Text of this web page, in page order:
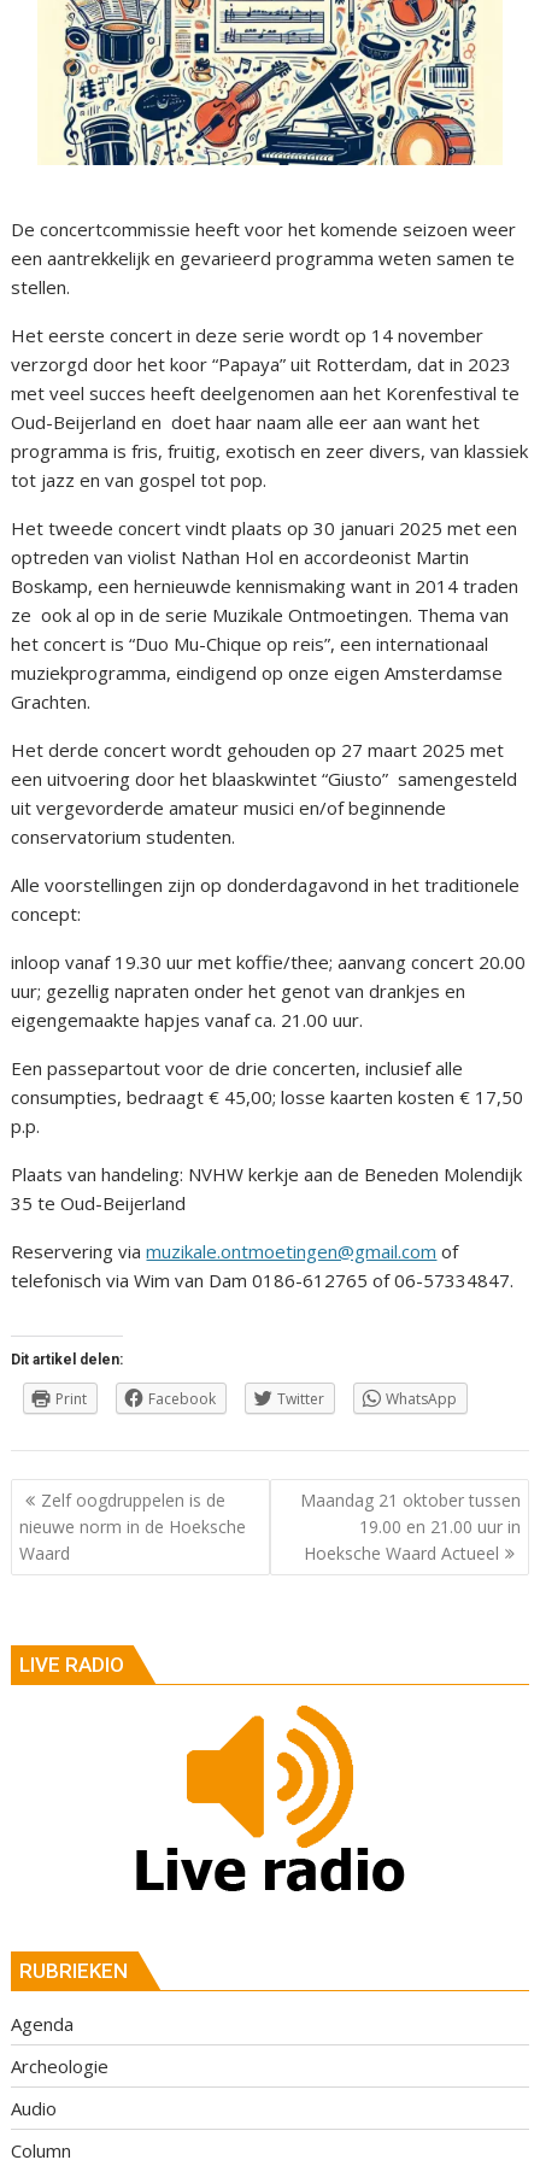
De concertcommissie heeft voor het komende seizoen weer
een aantrekkelijk en gevarieerd programma weten samen te
stellen.
Het eerste concert in deze serie wordt op 14 november
verzorgd door het koor “Papaya” uit Rotterdam, dat in 2023
met veel succes heeft deelgenomen aan het Korenfestival te
Oud-Beijerland en doet haar naam alle eer aan want het
programma is fris, fruitig, exotisch en zeer divers, van klassiek
tot jazz en van gospel tot pop.
Het tweede concert vindt plaats op 30 januari 2025 met een
optreden van violist Nathan Hol en accordeonist Martin
Boskamp, een hernieuwde kennismaking want in 2014 traden
ze ook al op in de serie Muzikale Ontmoetingen. Thema van
het concert is “Duo Mu-Chique op reis”, een internationaal
muziekprogramma, eindigend op onze eigen Amsterdamse
Grachten.
Het derde concert wordt gehouden op 27 maart 2025 met
een uitvoering door het blaaskwintet “Giusto” samengesteld
uit vergevorderde amateur musici en/of beginnende
conservatorium studenten.
Alle voorstellingen zijn op donderdagavond in het traditionele
concept:
inloop vanaf 19.30 uur met koffie/thee; aanvang concert 20.00
uur; gezellig napraten onder het genot van drankjes en
eigengemaakte hapjes vanaf ca. 21.00 uur.
Een passepartout voor de drie concerten, inclusief alle
consumpties, bedraagt € 45,00; losse kaarten kosten € 17,50
p.p.
Plaats van handeling: NVHW kerkje aan de Beneden Molendijk
35 te Oud-Beijerland
Reservering viamuzikale.ontmoetingen@gmail.com of
telefonisch via Wim van Dam 0186-612765 of 06-57334847.
Dit artikel delen:
Print Facebook Twitter WhatsApp
Berichtnavigatie
Zelf oogdruppelen is de
nieuwe norm in de Hoeksche
Waard
Maandag 21 oktober tussen
19.00 en 21.00 uur in
Hoeksche Waard Actueel
LIVE RADIO
RUBRIEKEN
Agenda
Archeologie
Audio
Column